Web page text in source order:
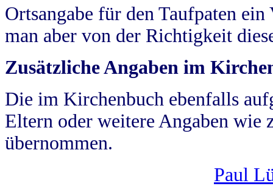
Ortsangabe für den Taufpaten
man aber von der Richtigkeit
Zusätzliche Angaben im
Die im Kirchenbuch ebenfalls
Eltern oder weitere Angaben wie
übernommen.
Paul